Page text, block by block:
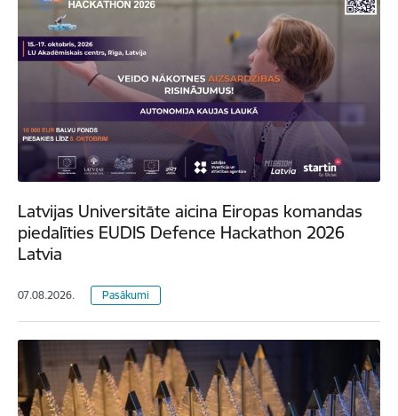
Latvijas Universitāte aicina Eiropas komandas
piedalīties EUDIS Defence Hackathon 2026
Latvia
07.08.2026. Pasākumi